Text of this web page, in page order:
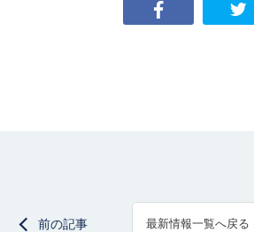
前の記事 最新情報一覧へ戻る